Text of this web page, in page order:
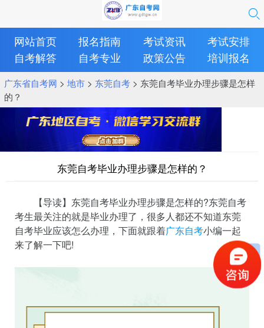
网站首页 报名指南 考试资讯
考试安排
自考解答
自考专业 政策公告 培训报名
广东省自考网 > 地市> 东莞自考> 东莞自考毕业办理步骤是怎样
的？
东莞自考毕业办理步骤是怎样的？
【导读】东莞自考毕业办理步骤是怎样的?东莞自考
考生最关注的就是毕业办理了，很多人都还不知道东莞
自考毕业应该怎么办理，下面就跟着广东自考小编一起
来了解一下吧!